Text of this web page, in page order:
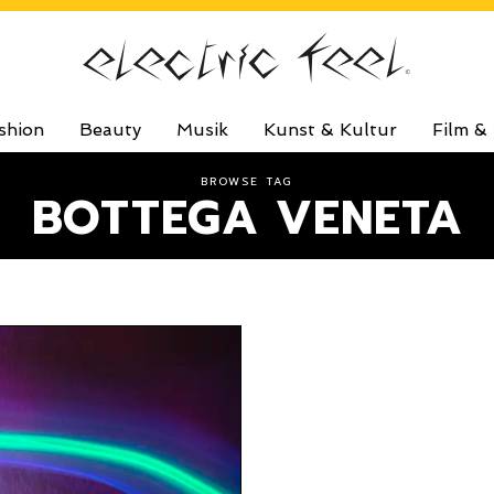
Beauty Musik Kunst & Kultur Film &
BROWSE TAG
BOTTEGA VENETA